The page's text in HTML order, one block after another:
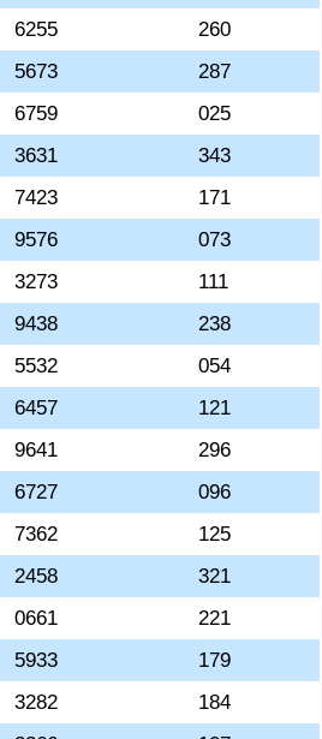
6255
260
5673
287
6759
025
3631
343
7423
171
9576
073
3273
111
9438
238
5532
054
6457
121
9641
296
6727
096
7362
125
2458
321
0661
221
5933
179
3282
184